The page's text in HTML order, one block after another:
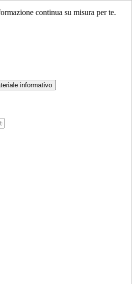
continua su misura per te.
informativo